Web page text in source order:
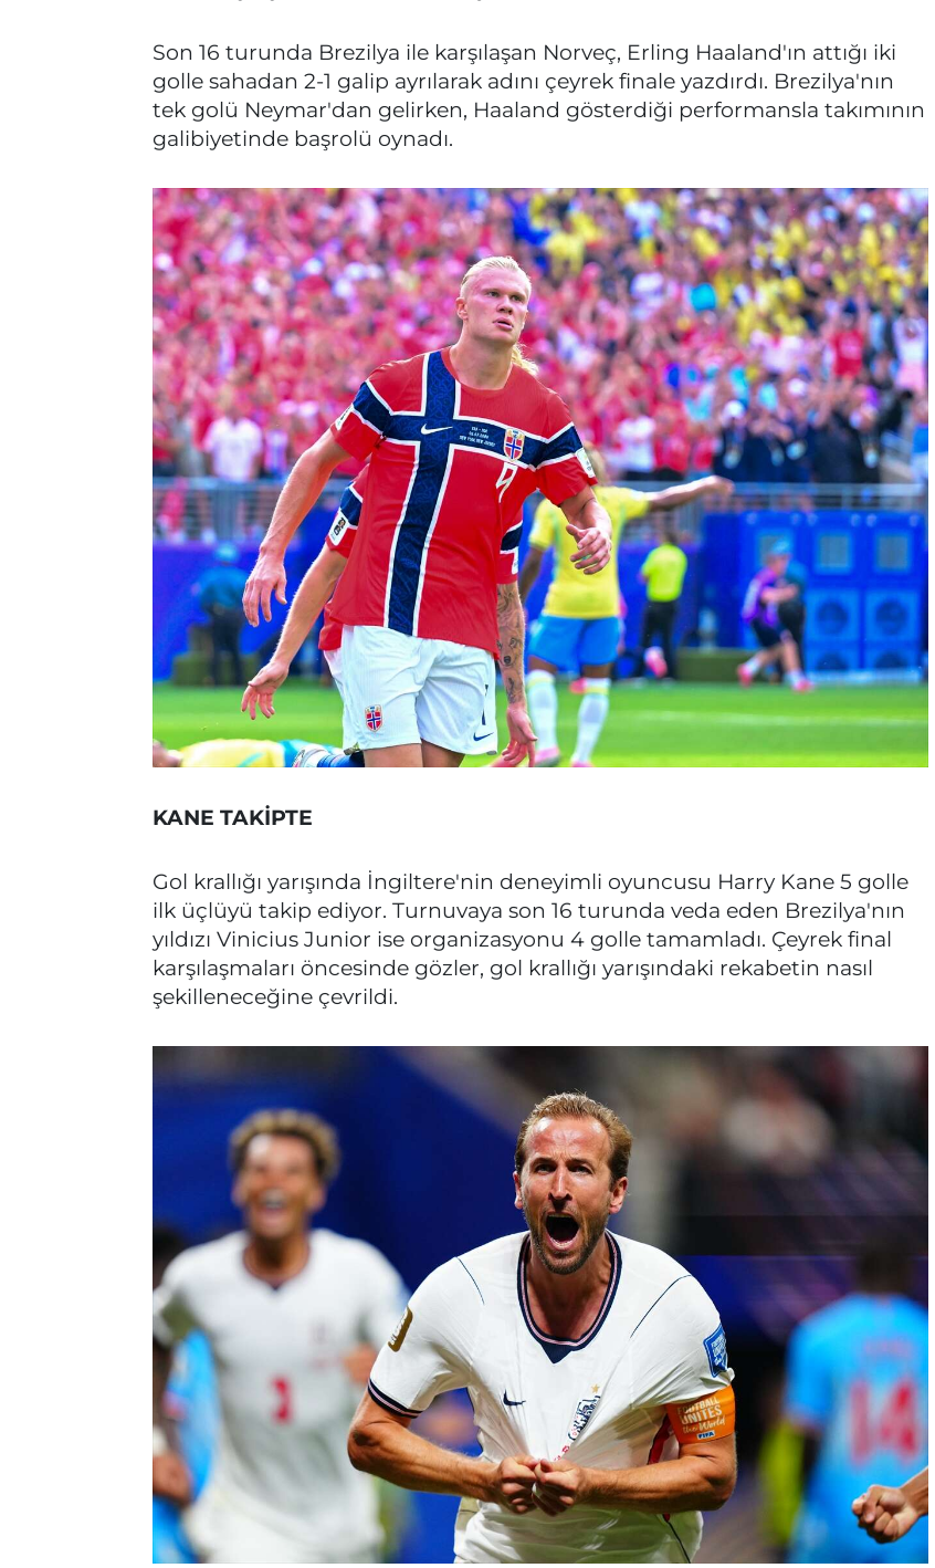
Son 16 turunda Brezilya ile karşılaşan Norveç, Erling Haaland'ın attığı iki
golle sahadan 2-1 galip ayrılarak adını çeyrek finale yazdırdı. Brezilya'nın
tek golü Neymar'dan gelirken, Haaland gösterdiği performansla takımının
galibiyetinde başrolü oynadı.
KANE TAKİPTE
Gol krallığı yarışında İngiltere'nin deneyimli oyuncusu Harry Kane 5 golle
ilk üçlüyü takip ediyor. Turnuvaya son 16 turunda veda eden Brezilya'nın
yıldızı Vinicius Junior ise organizasyonu 4 golle tamamladı. Çeyrek final
karşılaşmaları öncesinde gözler, gol krallığı yarışındaki rekabetin nasıl
şekilleneceğine çevrildi.